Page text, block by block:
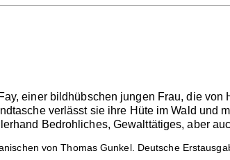
einer bildhübschen jungen Frau, die
verlässt sie ihre Hüte im Wald und
Bedrohliches, Gewalttätiges, aber
von Thomas Gunkel. Deutsche